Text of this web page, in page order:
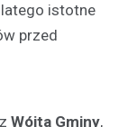
istotne
przed
Wójta Gminy,